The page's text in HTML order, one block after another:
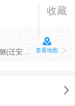
收藏
河北省唐山市迁安市燕山大路南段人民广场西侧(迁安锦江饭店(燕山大路店)) 查看地图